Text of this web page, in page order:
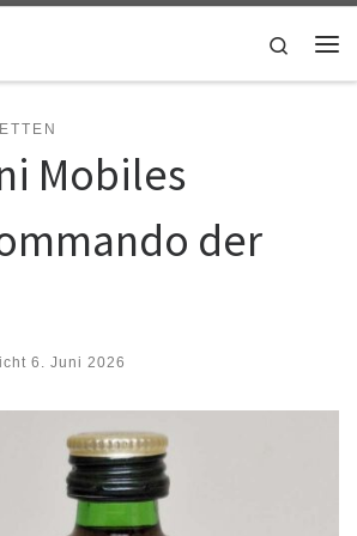
Search
Mobiles
der
6. Juni 2026